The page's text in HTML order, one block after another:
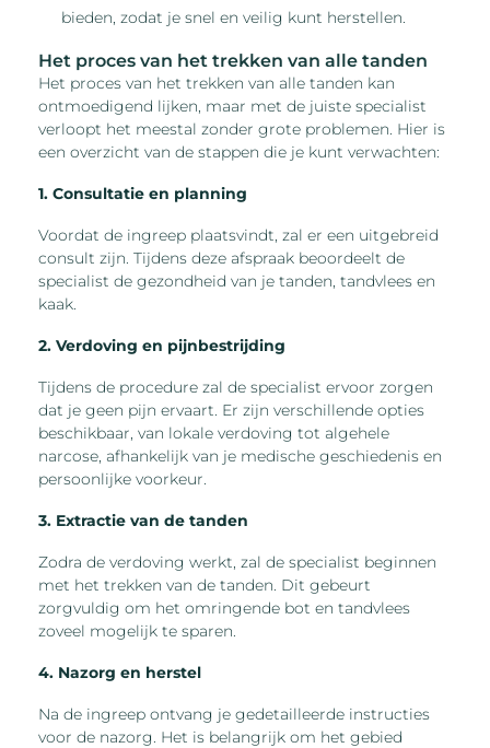
bieden, zodat je snel en veilig kunt herstellen.
Het proces van het trekken van alle tanden
Het proces van het trekken van alle tanden kan
ontmoedigend lijken, maar met de juiste specialist
verloopt het meestal zonder grote problemen. Hier is
een overzicht van de stappen die je kunt verwachten:
1. Consultatie en planning
Voordat de ingreep plaatsvindt, zal er een uitgebreid
consult zijn. Tijdens deze afspraak beoordeelt de
specialist de gezondheid van je tanden, tandvlees en
kaak.
2. Verdoving en pijnbestrijding
Tijdens de procedure zal de specialist ervoor zorgen
dat je geen pijn ervaart. Er zijn verschillende opties
beschikbaar, van lokale verdoving tot algehele
narcose, afhankelijk van je medische geschiedenis en
persoonlijke voorkeur.
3. Extractie van de tanden
Zodra de verdoving werkt, zal de specialist beginnen
met het trekken van de tanden. Dit gebeurt
zorgvuldig om het omringende bot en tandvlees
zoveel mogelijk te sparen.
4. Nazorg en herstel
Na de ingreep ontvang je gedetailleerde instructies
voor de nazorg. Het is belangrijk om het gebied